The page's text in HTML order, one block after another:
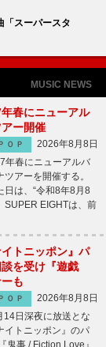
「スーパースタ
MUSIC NEWS
春にニューアル
ー開催
ＯＰ
2026年8月8日
春にニューアルバ
アーを開催する。
は、“令和8年8月8
SUPER EIGHTは、前
トニッポン』パ
を受け『遊戯
も
ＯＰ
2026年8月8日
日深夜に放送とな
イトニッポン』のパ
事 / Fiction Love』